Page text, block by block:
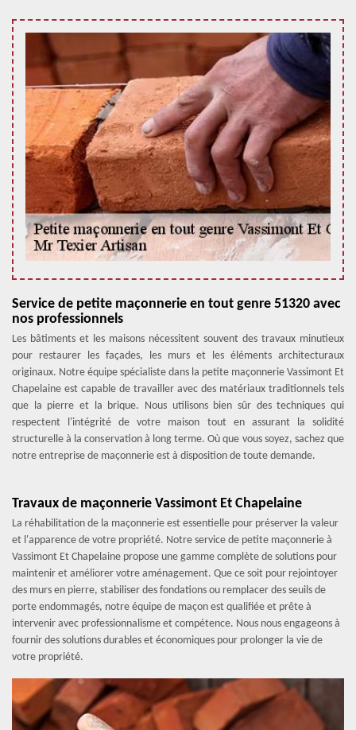
Service de petite maçonnerie en tout genre 51320 avec
nos professionnels
Les bâtiments et les maisons nécessitent souvent des travaux minutieux
pour restaurer les façades, les murs et les éléments architecturaux
originaux. Notre équipe spécialiste dans la petite maçonnerie Vassimont Et
Chapelaine est capable de travailler avec des matériaux traditionnels tels
que la pierre et la brique. Nous utilisons bien sûr des techniques qui
respectent l'intégrité de votre maison tout en assurant la solidité
structurelle à la conservation à long terme. Où que vous soyez, sachez que
notre entreprise de maçonnerie est à disposition de toute demande.
Travaux de maçonnerie Vassimont Et Chapelaine
La réhabilitation de la maçonnerie est essentielle pour préserver la valeur
et l'apparence de votre propriété. Notre service de petite maçonnerie à
Vassimont Et Chapelaine propose une gamme complète de solutions pour
maintenir et améliorer votre aménagement. Que ce soit pour rejointoyer
des murs en pierre, stabiliser des fondations ou remplacer des seuils de
porte endommagés, notre équipe de maçon est qualifiée et prête à
intervenir avec professionnalisme et compétence. Nous nous engageons à
fournir des solutions durables et économiques pour prolonger la vie de
votre propriété.